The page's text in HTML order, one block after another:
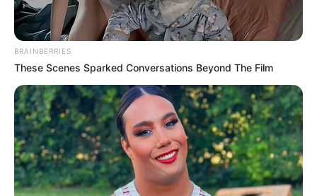
BRAINBERRIES
These Scenes Sparked Conversations Beyond The Film